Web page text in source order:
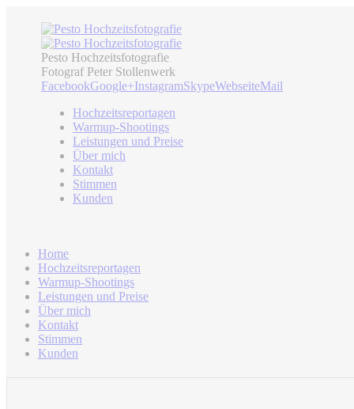
Pesto Hochzeitsfotografie
Fotograf Peter Stollenwerk
FacebookGoogle+InstagramSkypeWebseiteMail
Hochzeitsreportagen
Warmup-Shootings
Leistungen und Preise
Über mich
Kontakt
Stimmen
Kunden
Home
Hochzeitsreportagen
Warmup-Shootings
Leistungen und Preise
Über mich
Kontakt
Stimmen
Kunden